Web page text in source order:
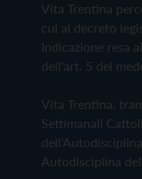
Vita Trentina
cui al decreto
Indicazione resa
dell'art. 5 del
Vita Trentina,
Settimanali
Autodisciplina